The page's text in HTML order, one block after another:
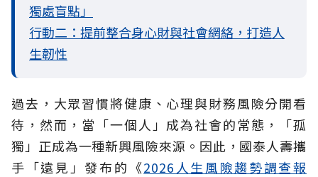
獨處盲點」
行動二：提前整合身心財與社會網絡，打造人
生韌性
過去，大眾習慣將健康、心理與財務風險分開看
待，然而，當「一個人」成為社會的常態，「孤
獨」正成為一種新興風險來源。因此，國泰人壽攜
手「遠見」發布的《2026人生風險趨勢調查報